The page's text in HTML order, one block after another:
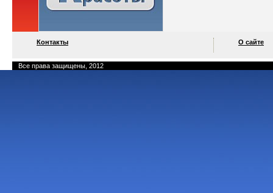
Контакты О сайте
Все права защищены, 2012